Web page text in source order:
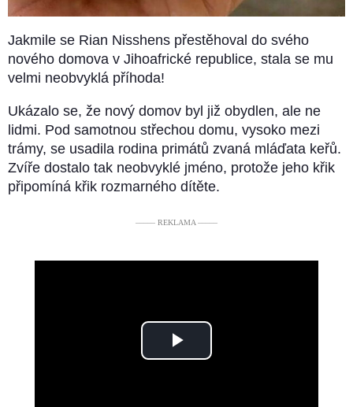
Jakmile se Rian Nisshens přestěhoval do svého
nového domova v Jihoafrické republice, stala se mu
velmi neobvyklá příhoda!
Ukázalo se, že nový domov byl již obydlen, ale ne
lidmi. Pod samotnou střechou domu, vysoko mezi
trámy, se usadila rodina primátů zvaná mláďata keřů.
Zvíře dostalo tak neobvyklé jméno, protože jeho křik
připomíná křik rozmarného dítěte.
––––– REKLAMA –––––
Play